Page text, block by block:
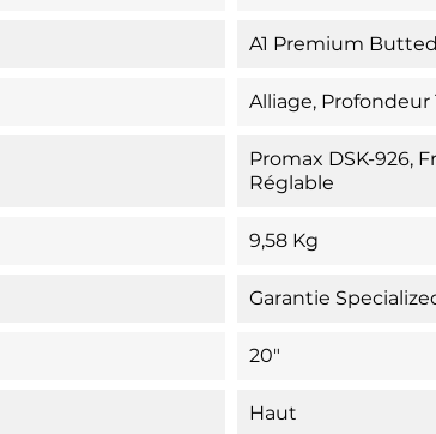
A1 Premium Butted
Alliage, Profondeur
Promax DSK-926,
Réglable
9,58 Kg
Garantie
20"
Haut